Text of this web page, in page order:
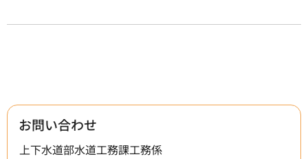
お問い合わせ
上下水道部水道工務課工務係